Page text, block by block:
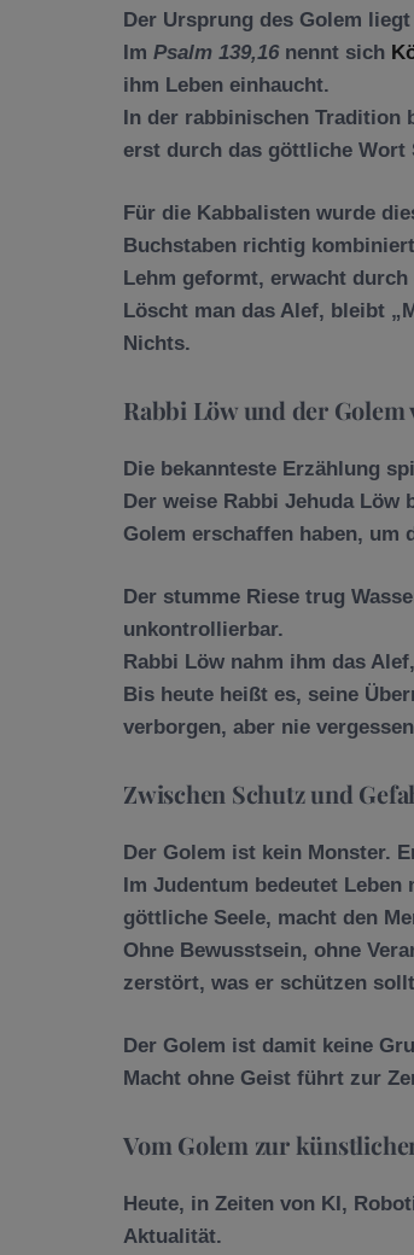
Der Ursprung des Golem
Im Psalm 139,16 nennt sich
ihm Leben einhaucht.
In der rabbinischen Tradition
erst durch das göttliche Wort
Für die Kabbalisten wurde
Buchstaben richtig
Lehm geformt, erwacht durch
Löscht man das Alef, bleibt
Nichts.
Rabbi Löw und der Golem
Die bekannteste Erzählung
Der weise Rabbi Jehuda Löw
Golem erschaffen haben, um
Der stumme Riese trug
unkontrollierbar.
Rabbi Löw nahm ihm das
Bis heute heißt es, seine
verborgen, aber nie
Zwischen Schutz und
Der Golem ist kein Monster.
Im Judentum bedeutet
göttliche Seele, macht den
Ohne Bewusstsein, ohne
zerstört, was er schützen
Der Golem ist damit keine
Macht ohne Geist führt zur
Vom Golem zur
Heute, in Zeiten von KI,
Aktualität.